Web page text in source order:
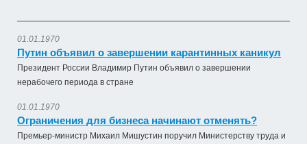
01.01.1970
Путин объявил о завершении карантинных каникул
Президент России Владимир Путин объявил о завершении
нерабочего периода в стране
01.01.1970
Ограничения для бизнеса начинают отменять?
Премьер-министр Михаил Мишустин поручил Министерству труда и